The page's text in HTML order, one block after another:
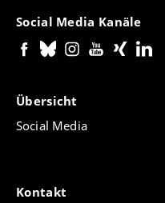
Social Media Kanäle
Übersicht
Social Media
Kontakt